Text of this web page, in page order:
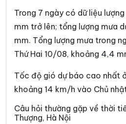
Phường Từ Liêm
Phường Tương Mai
Phường Vĩnh Tuy
Phường Xuân Phương
Trong 7 ngày có dữ liệu
mm trở lên; tổng lượng mưa
mm. Tổng lượng mưa trong
Thứ Hai 10/08, khoảng 4,4
Tốc độ gió dự báo cao nhất
khoảng 14 km/h vào Chủ
Câu hỏi thường gặp về thời
Thượng, Hà Nội